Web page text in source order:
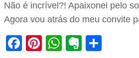
Não é incrível?! Apaixonei pelo
Agora vou atrás do meu convite
Facebook
Pinterest
WhatsApp
Evernote